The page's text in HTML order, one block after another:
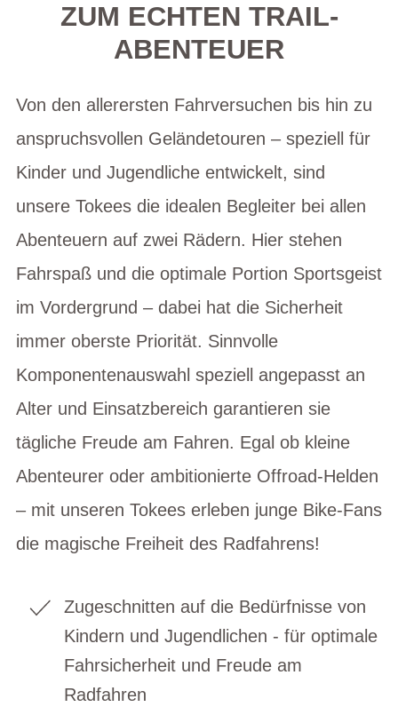
ZUM ECHTEN TRAIL-
ABENTEUER
Von den allerersten Fahrversuchen bis hin zu
anspruchsvollen Geländetouren – speziell für
Kinder und Jugendliche entwickelt, sind
unsere Tokees die idealen Begleiter bei allen
Abenteuern auf zwei Rädern. Hier stehen
Fahrspaß und die optimale Portion Sportsgeist
im Vordergrund – dabei hat die Sicherheit
immer oberste Priorität. Sinnvolle
Komponentenauswahl speziell angepasst an
Alter und Einsatzbereich garantieren sie
tägliche Freude am Fahren. Egal ob kleine
Abenteurer oder ambitionierte Offroad-Helden
– mit unseren Tokees erleben junge Bike-Fans
die magische Freiheit des Radfahrens!
Zugeschnitten auf die Bedürfnisse von
Kindern und Jugendlichen - für optimale
Fahrsicherheit und Freude am
Radfahren